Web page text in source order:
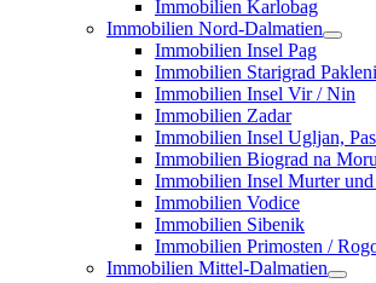
Immobilien Karlobag
Immobilien Nord-Dalmatien
Immobilien Insel Pag
Immobilien Starigrad
Immobilien Insel Vir / Nin
Immobilien Zadar
Immobilien Insel Ugljan,
Immobilien Biograd na Moru
Immobilien Insel Murter
Immobilien Vodice
Immobilien Sibenik
Immobilien Primosten /
Immobilien Mittel-Dalmatien